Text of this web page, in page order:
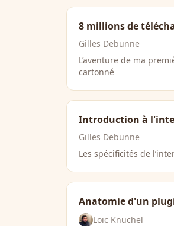
8 millions de
Gilles Debunne
L’aventure de ma
cartonné
Introduction à
Gilles Debunne
Les spécificités de
Anatomie d'un
Loïc Knuchel